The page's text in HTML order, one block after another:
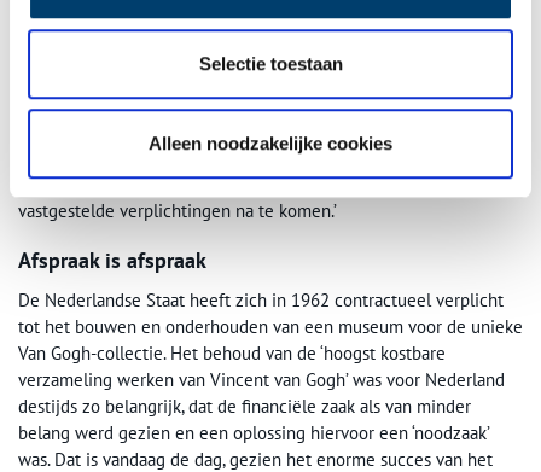
Selectie toestaan
Alleen noodzakelijke cookies
Gogh-collectie in het licht van de huidige
huisvesting van het Van Gogh Museum’, aldus de Stichting in een
verklaring. ‘Ir. V.W. van Gogh, neef van de kunstenaar, heeft in 1962
privéverzameling ter beschikking gesteld aan het publieke
domein. Daartegenover dient de Nederlandse Staat zijn bij wet
vastgestelde verplichtingen na te komen.’
Afspraak is afspraak
De Nederlandse Staat heeft zich in 1962 contractueel verplicht
tot het bouwen en onderhouden van een museum voor de unieke
Van Gogh-collectie. Het behoud van de ‘hoogst kostbare
verzameling werken van Vincent van Gogh’ was voor Nederland
destijds zo belangrijk, dat de financiële zaak als van minder
belang werd gezien en een oplossing hiervoor een ‘noodzaak’
was. Dat is vandaag de dag, gezien het enorme succes van het